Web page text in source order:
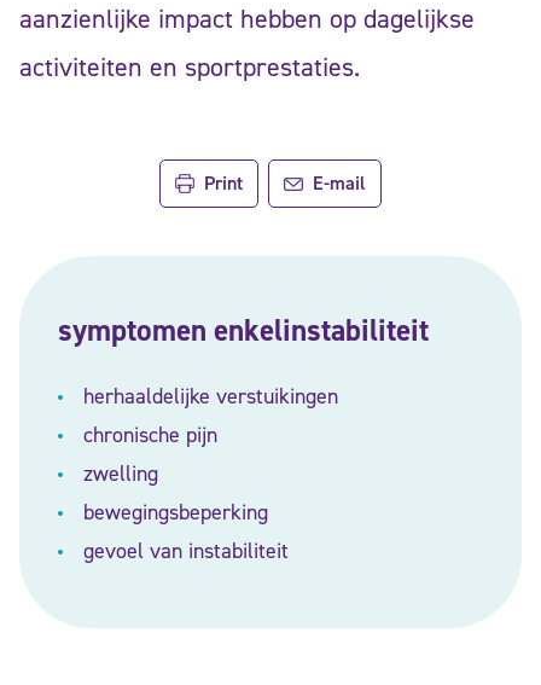
aanzienlijke impact hebben op dagelijkse
activiteiten en sportprestaties.
Print E-mail
symptomen enkelinstabiliteit
herhaaldelijke verstuikingen
chronische pijn
zwelling
bewegingsbeperking
gevoel van instabiliteit